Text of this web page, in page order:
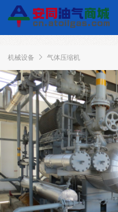
机械设备 气体压缩机